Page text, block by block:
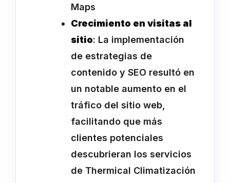
Maps
Crecimiento en visitas al
sitio: La implementación
de estrategias de
contenido y SEO resultó en
un notable aumento en el
tráfico del sitio web,
facilitando que más
clientes potenciales
descubrieran los servicios
de Thermical Climatización